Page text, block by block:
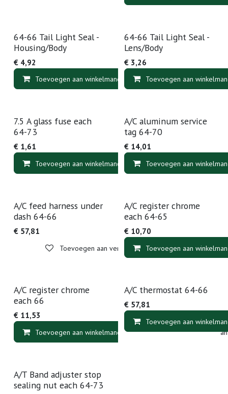
64-66 Tail Light Seal -
Housing/Body
€ 4,92
Toevoegen aan winkelmandje Toevoegen
64-66 Tail Light Seal -
Lens/Body
€ 3,26
Toevoegen aan
7.5 A glass fuse each
64-73
€ 1,61
Toevoegen aan winkelmandje Toevoegen
A/C aluminum service
tag 64-70
€ 14,01
Toevoegen aan
A/C feed harness under
dash 64-66
€ 57,81
Toevoegen aan verlanglijst
A/C register chrome
each 64-65
€ 10,70
Toevoegen aan
A/C register chrome
each 66
€ 11,53
Toevoegen aan winkelmandje Toevoegen
A/C thermostat 64-66
€ 57,81
Toevoegen aan
A/T Band adjuster stop
sealing nut each 64-73